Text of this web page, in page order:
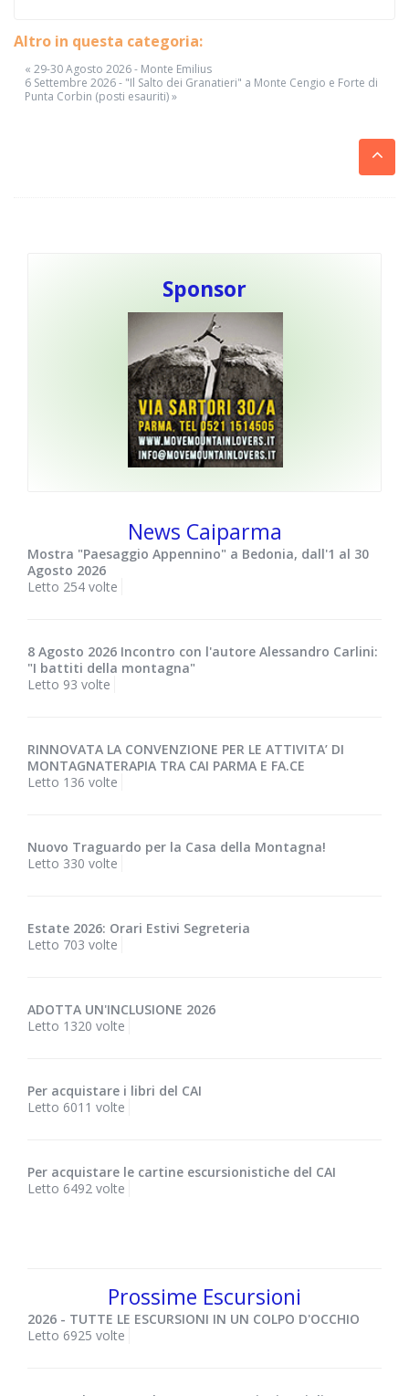
Altro in questa categoria:
« 29-30 Agosto 2026 - Monte Emilius
6 Settembre 2026 - "Il Salto dei Granatieri" a Monte Cengio e Forte di
Punta Corbin (posti esauriti) »
Sponsor
News Caiparma
Mostra "Paesaggio Appennino" a Bedonia, dall'1 al 30
Agosto 2026
Letto 254 volte
8 Agosto 2026 Incontro con l'autore Alessandro Carlini:
"I battiti della montagna"
Letto 93 volte
RINNOVATA LA CONVENZIONE PER LE ATTIVITA’ DI
MONTAGNATERAPIA TRA CAI PARMA E FA.CE
Letto 136 volte
Nuovo Traguardo per la Casa della Montagna!
Letto 330 volte
Estate 2026: Orari Estivi Segreteria
Letto 703 volte
ADOTTA UN'INCLUSIONE 2026
Letto 1320 volte
Per acquistare i libri del CAI
Letto 6011 volte
Per acquistare le cartine escursionistiche del CAI
Letto 6492 volte
Prossime Escursioni
2026 - TUTTE LE ESCURSIONI IN UN COLPO D'OCCHIO
Letto 6925 volte